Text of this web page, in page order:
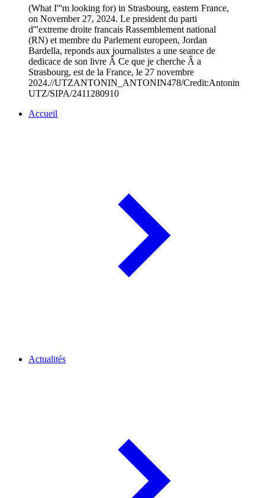
(What I'''m looking for) in Strasbourg, eastern France,
on November 27, 2024. Le president du parti
d'''extreme droite francais Rassemblement national
(RN) et membre du Parlement europeen, Jordan
Bardella, reponds aux journalistes a une seance de
dedicace de son livre Â Ce que je cherche Â a
Strasbourg, est de la France, le 27 novembre
2024.//UTZANTONIN_ANTONIN478/Credit:Antonin
UTZ/SIPA/2411280910
Accueil
Actualités